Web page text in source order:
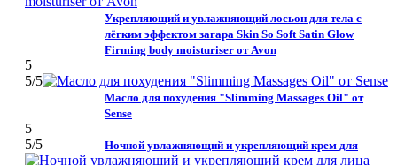
Укрепляющий и увлажняющий лосьон для тела с
лёгким эффектом загара Skin So Soft Satin Glow
Firming body moisturiser от Avon
5
5/5
Масло для похудения "Slimming Massages Oil" от
Sense
5
5/5 Ночной увлажняющий и укрепляющий крем для